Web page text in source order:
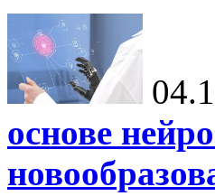
основе